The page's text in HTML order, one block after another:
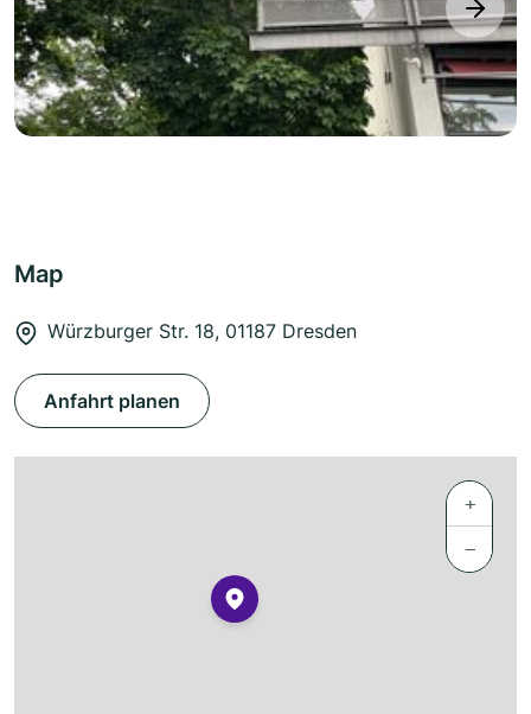
next
Map
Würzburger Str. 18, 01187 Dresden
Anfahrt planen
+
−